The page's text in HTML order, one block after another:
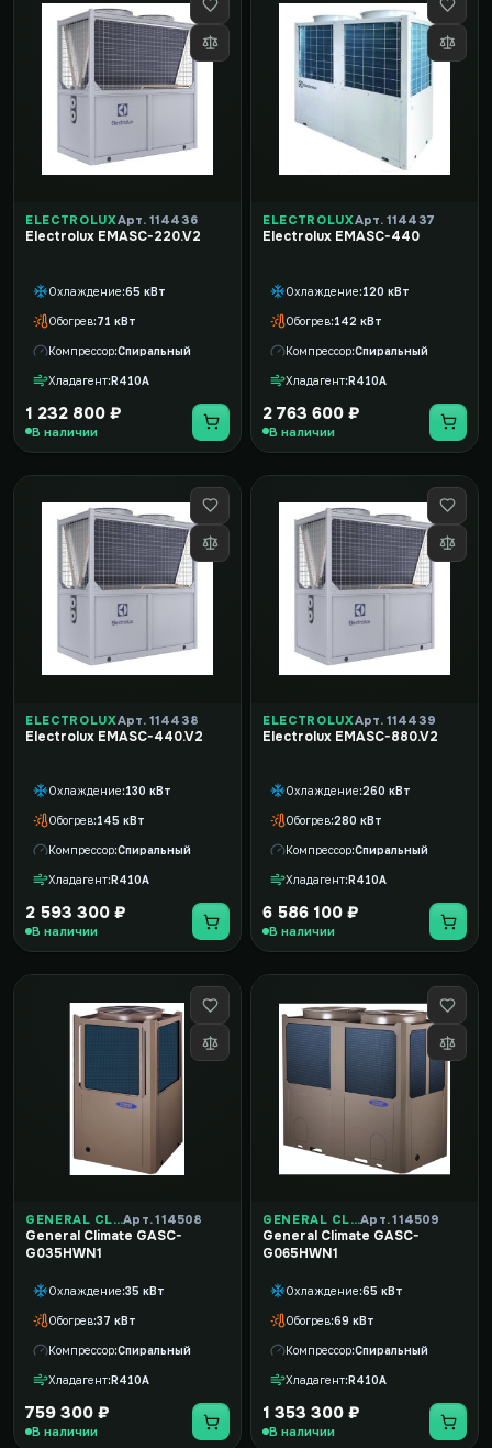
ELECTROLUXАрт. 114436
Electrolux EMASC-220.V2
Охлаждение 65 кВт
Обогрев 71 кВт
Компрессор Спиральный
Хладагент R410A
1 232 800 ₽
В наличии
ELECTROLUXАрт. 114437
Electrolux EMASC-440
Охлаждение 120 кВт
Обогрев 142 кВт
Компрессор Спиральный
Хладагент R410A
2 763 600 ₽
В наличии
ELECTROLUXАрт. 114438
Electrolux EMASC-440.V2
Охлаждение 130 кВт
Обогрев 145 кВт
Компрессор Спиральный
Хладагент R410A
2 593 300 ₽
В наличии
ELECTROLUXАрт. 114439
Electrolux EMASC-880.V2
Охлаждение 260 кВт
Обогрев 280 кВт
Компрессор Спиральный
Хладагент R410A
6 586 100 ₽
В наличии
GENERAL CLIMATEАрт. 114508
General Climate GASC-
G035HWN1
Охлаждение 35 кВт
Обогрев 37 кВт
Компрессор Спиральный
Хладагент R410A
759 300 ₽
В наличии
GENERAL CLIMATEАрт. 114509
General Climate GASC-
G065HWN1
Охлаждение 65 кВт
Обогрев 69 кВт
Компрессор Спиральный
Хладагент R410A
1 353 300 ₽
В наличии